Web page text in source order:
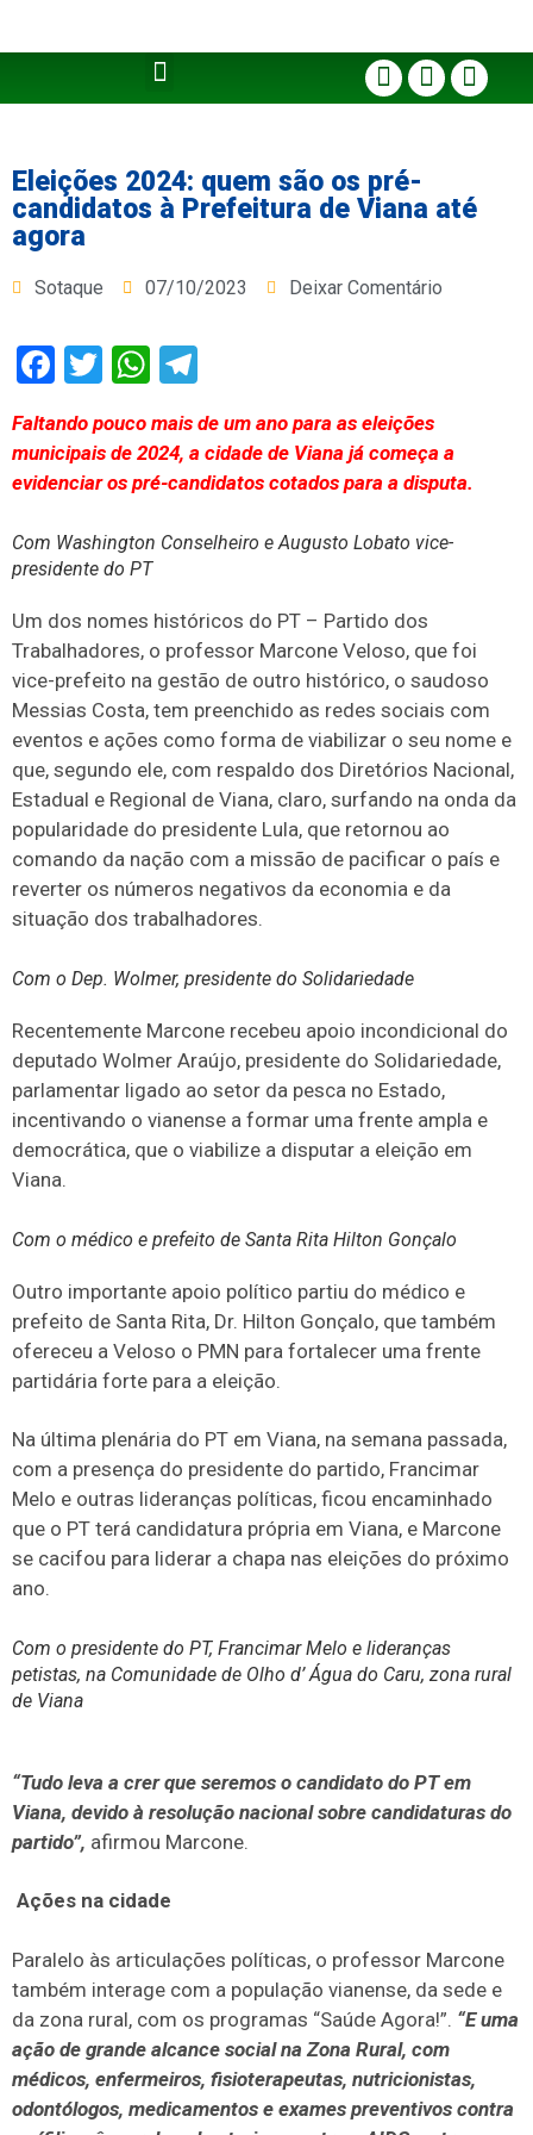
Eleições 2024: quem são os pré-
candidatos à Prefeitura de Viana até
agora
Sotaque 07/10/2023 Deixar Comentário
Facebook
TwitterWhatsApp
Faltando pouco mais de um ano para as eleições
municipais de 2024, a cidade de Viana já começa a
evidenciar os pré-candidatos cotados para a disputa.
Com Washington Conselheiro e Augusto Lobato vice-
presidente do PT
Um dos nomes históricos do PT – Partido dos
Trabalhadores, o professor Marcone Veloso, que foi
vice-prefeito na gestão de outro histórico, o saudoso
Messias Costa, tem preenchido as redes sociais com
eventos e ações como forma de viabilizar o seu nome e
que, segundo ele, com respaldo dos Diretórios Nacional,
Estadual e Regional de Viana, claro, surfando na onda da
popularidade do presidente Lula, que retornou ao
comando da nação com a missão de pacificar o país e
reverter os números negativos da economia e da
situação dos trabalhadores.
Com o Dep. Wolmer, presidente do Solidariedade
Recentemente Marcone recebeu apoio incondicional do
deputado Wolmer Araújo, presidente do Solidariedade,
parlamentar ligado ao setor da pesca no Estado,
incentivando o vianense a formar uma frente ampla e
democrática, que o viabilize a disputar a eleição em
Viana.
Com o médico e prefeito de Santa Rita Hilton Gonçalo
Outro importante apoio político partiu do médico e
prefeito de Santa Rita, Dr. Hilton Gonçalo, que também
ofereceu a Veloso o PMN para fortalecer uma frente
partidária forte para a eleição.
Na última plenária do PT em Viana, na semana passada,
com a presença do presidente do partido, Francimar
Melo e outras lideranças políticas, ficou encaminhado
que o PT terá candidatura própria em Viana, e Marcone
se cacifou para liderar a chapa nas eleições do próximo
ano.
Com o presidente do PT, Francimar Melo e lideranças
petistas, na Comunidade de Olho d’ Água do Caru, zona rural
de Viana
“Tudo leva a crer que seremos o candidato do PT em
Viana, devido à resolução nacional sobre candidaturas do
partido”, afirmou Marcone.
Ações na cidade
Paralelo às articulações políticas, o professor Marcone
também interage com a população vianense, da sede e
da zona rural, com os programas “Saúde Agora!”. “E uma
ação de grande alcance social na Zona Rural, com
médicos, enfermeiros, fisioterapeutas, nutricionistas,
odontólogos, medicamentos e exames preventivos contra